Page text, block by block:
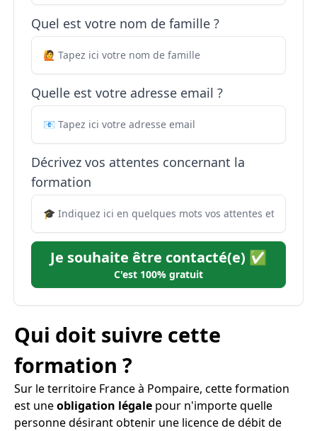
Quel est votre nom de famille ?
Quelle est votre adresse email ?
Décrivez vos attentes concernant la
formation
Je souhaite être contacté(e) ✅
C'est 100% gratuit
Qui doit suivre cette
formation ?
Sur le territoire France à Pompaire, cette formation
est uneobligation légale pour n'importe quelle
personne désirant obtenir une licence de débit de